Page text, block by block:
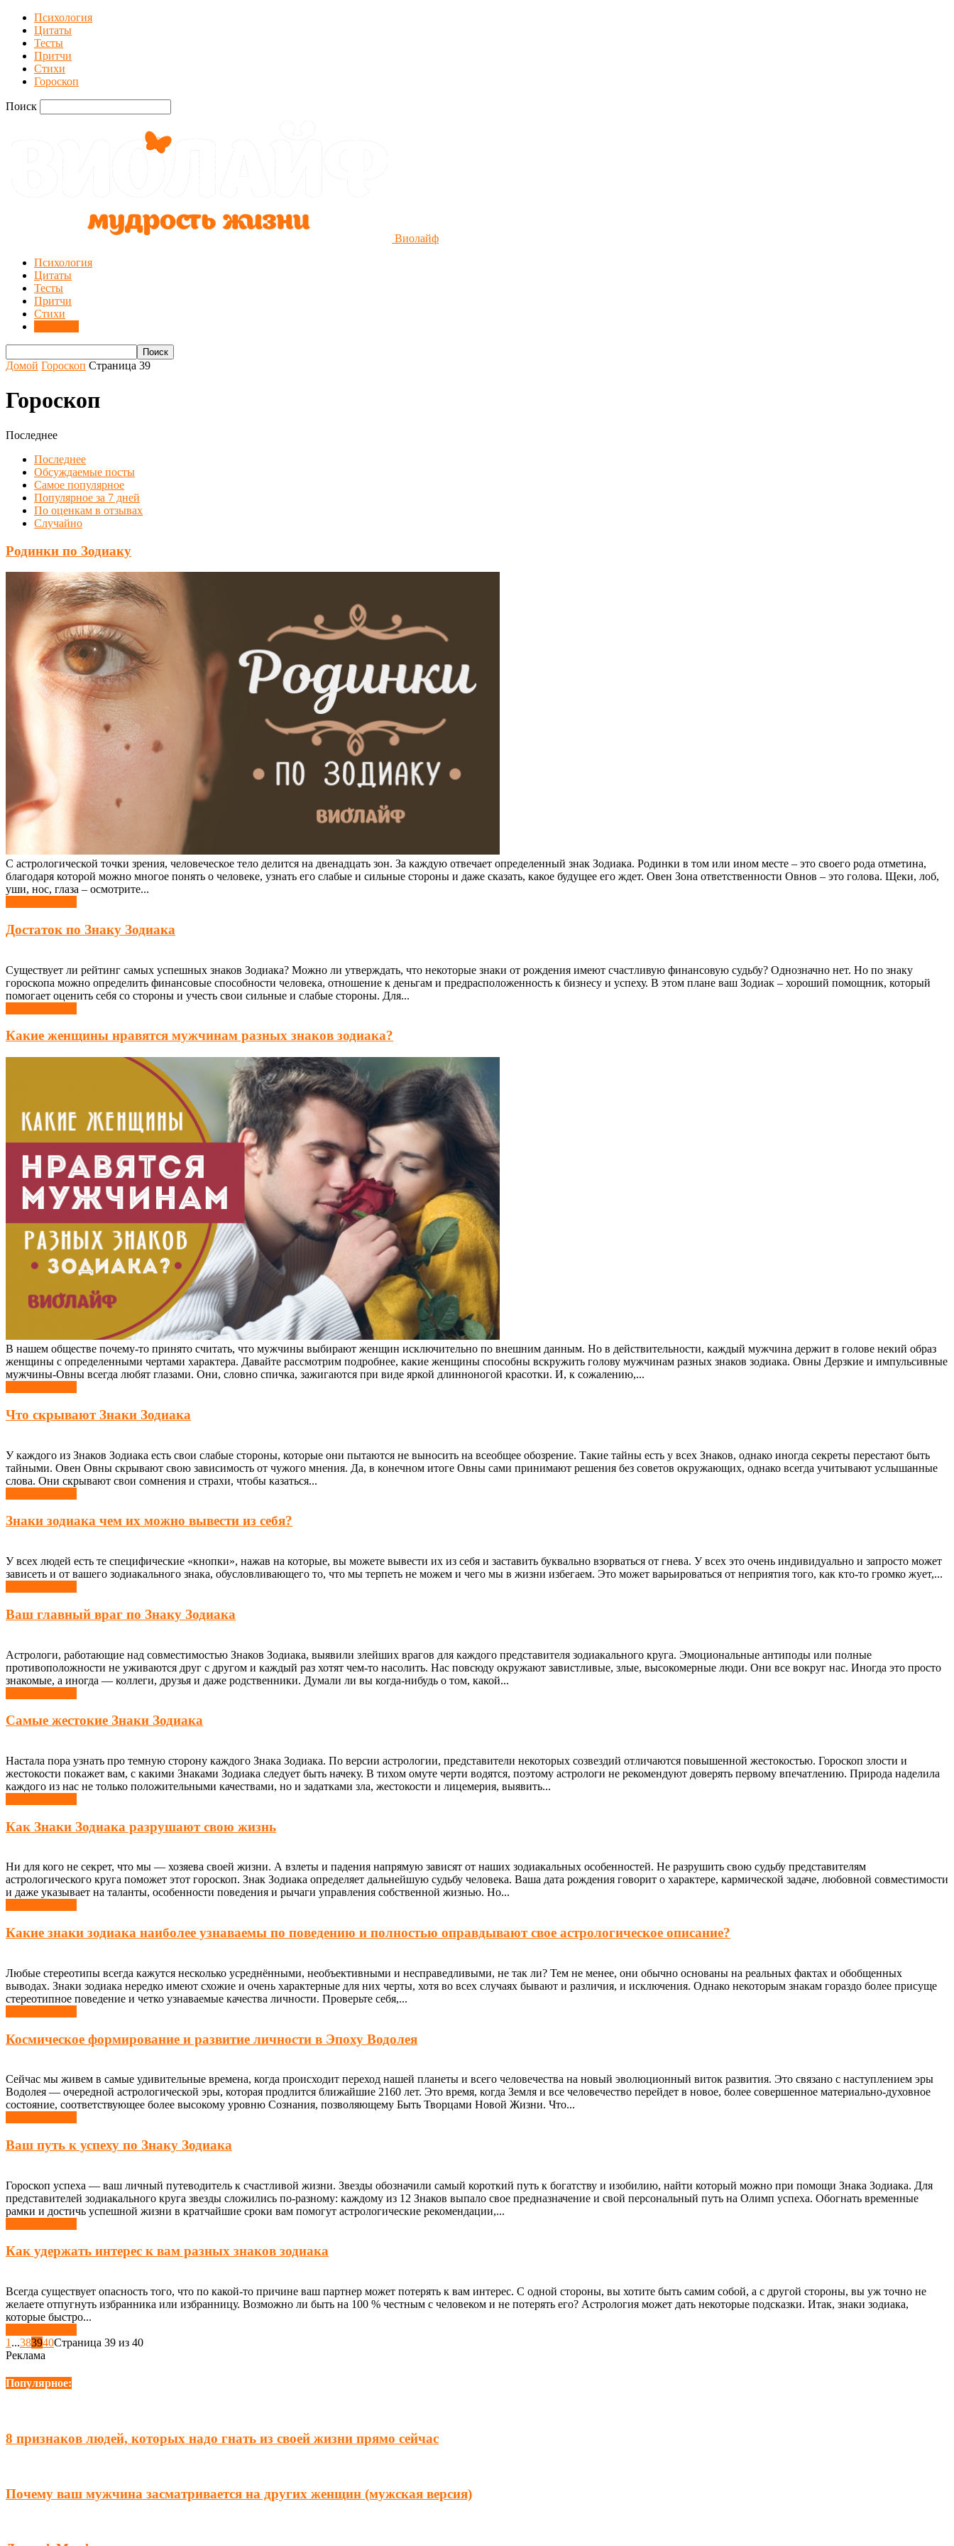
Психология
Цитаты
Тесты
Притчи
Стихи
Гороскоп
Поиск
Виолайф
Психология
Цитаты
Тесты
Притчи
Стихи
Домой Гороскоп Страница 39
Гороскоп
Последнее
Последнее
Обсуждаемые посты
Самое популярное
Популярное за 7 дней
По оценкам в отзывах
Случайно
Родинки по Зодиаку
С астрологической точки зрения, человеческое тело делится на двенадцать зон. За каждую отвечает определенный знак Зодиака. Родинки в том или ином месте – это своего рода отметина,
благодаря которой можно многое понять о человеке, узнать его слабые и сильные стороны и даже сказать, какое будущее его ждет. Овен Зона ответственности Овнов – это голова. Щеки, лоб,
уши, нос, глаза – осмотрите...
Достаток по Знаку Зодиака
Существует ли рейтинг самых успешных знаков Зодиака? Можно ли утверждать, что некоторые знаки от рождения имеют счастливую финансовую судьбу? Однозначно нет. Но по знаку
гороскопа можно определить финансовые способности человека, отношение к деньгам и предрасположенность к бизнесу и успеху. В этом плане ваш Зодиак – хороший помощник, который
помогает оценить себя со стороны и учесть свои сильные и слабые стороны. Для...
Какие женщины нравятся мужчинам разных знаков зодиака?
В нашем обществе почему-то принято считать, что мужчины выбирают женщин исключительно по внешним данным. Но в действительности, каждый мужчина держит в голове некий образ
женщины с определенными чертами характера. Давайте рассмотрим подробнее, какие женщины способны вскружить голову мужчинам разных знаков зодиака. Овны Дерзкие и импульсивные
мужчины-Овны всегда любят глазами. Они, словно спичка, зажигаются при виде яркой длинноногой красотки. И, к сожалению,...
Что скрывают Знаки Зодиака
У каждого из Знаков Зодиака есть свои слабые стороны, которые они пытаются не выносить на всеобщее обозрение. Такие тайны есть у всех Знаков, однако иногда секреты перестают быть
тайными. Овен Овны скрывают свою зависимость от чужого мнения. Да, в конечном итоге Овны сами принимают решения без советов окружающих, однако всегда учитывают услышанные
слова. Они скрывают свои сомнения и страхи, чтобы казаться...
Знаки зодиака чем их можно вывести из себя?
У всех людей есть те специфические «кнопки», нажав на которые, вы можете вывести их из себя и заставить буквально взорваться от гнева. У всех это очень индивидуально и запросто может
зависеть и от вашего зодиакального знака, обусловливающего то, что мы терпеть не можем и чего мы в жизни избегаем. Это может варьироваться от неприятия того, как кто-то громко жует,...
Ваш главный враг по Знаку Зодиака
Астрологи, работающие над совместимостью Знаков Зодиака, выявили злейших врагов для каждого представителя зодиакального круга. Эмоциональные антиподы или полные
противоположности не уживаются друг с другом и каждый раз хотят чем-то насолить. Нас повсюду окружают завистливые, злые, высокомерные люди. Они все вокруг нас. Иногда это просто
знакомые, а иногда — коллеги, друзья и даже родственники. Думали ли вы когда-нибудь о том, какой...
Самые жестокие Знаки Зодиака
Настала пора узнать про темную сторону каждого Знака Зодиака. По версии астрологии, представители некоторых созвездий отличаются повышенной жестокостью. Гороскоп злости и
жестокости покажет вам, с какими Знаками Зодиака следует быть начеку. В тихом омуте черти водятся, поэтому астрологи не рекомендуют доверять первому впечатлению. Природа наделила
каждого из нас не только положительными качествами, но и задатками зла, жестокости и лицемерия, выявить...
Как Знаки Зодиака разрушают свою жизнь
Ни для кого не секрет, что мы — хозяева своей жизни. А взлеты и падения напрямую зависят от наших зодиакальных особенностей. Не разрушить свою судьбу представителям
астрологического круга поможет этот гороскоп. Знак Зодиака определяет дальнейшую судьбу человека. Ваша дата рождения говорит о характере, кармической задаче, любовной совместимости
и даже указывает на таланты, особенности поведения и рычаги управления собственной жизнью. Но...
Какие знаки зодиака наиболее узнаваемы по поведению и полностью оправдывают свое астрологическое описание?
Любые стереотипы всегда кажутся несколько усреднёнными, необъективными и несправедливыми, не так ли? Тем не менее, они обычно основаны на реальных фактах и обобщенных
выводах. Знаки зодиака нередко имеют схожие и очень характерные для них черты, хотя во всех случаях бывают и различия, и исключения. Однако некоторым знакам гораздо более присуще
стереотипное поведение и четко узнаваемые качества личности. Проверьте себя,...
Космическое формирование и развитие личности в Эпоху Водолея
Сейчас мы живем в самые удивительные времена, когда происходит переход нашей планеты и всего человечества на новый эволюционный виток развития. Это связано с наступлением эры
Водолея — очередной астрологической эры, которая продлится ближайшие 2160 лет. Это время, когда Земля и все человечество перейдет в новое, более совершенное материально-духовное
состояние, соответствующее более высокому уровню Сознания, позволяющему Быть Творцами Новой Жизни. Что...
Ваш путь к успеху по Знаку Зодиака
Гороскоп успеха — ваш личный путеводитель к счастливой жизни. Звезды обозначили самый короткий путь к богатству и изобилию, найти который можно при помощи Знака Зодиака. Для
представителей зодиакального круга звезды сложились по-разному: каждому из 12 Знаков выпало свое предназначение и свой персональный путь на Олимп успеха. Обогнать временные
рамки и достичь успешной жизни в кратчайшие сроки вам помогут астрологические рекомендации,...
Как удержать интерес к вам разных знаков зодиака
Всегда существует опасность того, что по какой-то причине ваш партнер может потерять к вам интерес. С одной стороны, вы хотите быть самим собой, а с другой стороны, вы уж точно не
желаете отпугнуть избранника или избранницу. Возможно ли быть на 100 % честным с человеком и не потерять его? Астрология может дать некоторые подсказки. Итак, знаки зодиака,
которые быстро...
1 ...383940Страница 39 из 40
Реклама
Популярное:
8 признаков людей, которых надо гнать из своей жизни прямо сейчас
Почему ваш мужчина засматривается на других женщин (мужская версия)